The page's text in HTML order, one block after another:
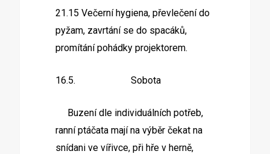
21.15 Večerní hygiena, převlečení do
pyžam, zavrtání se do spacáků,
promítání pohádky projektorem.
16.5. Sobota
Buzení dle individuálních potřeb,
ranní ptáčata mají na výběr čekat na
snídani ve vířivce, při hře v herně,